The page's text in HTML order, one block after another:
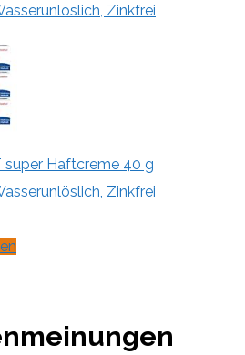
Zinkfrei
super Haftcreme 40 g
Zinkfrei